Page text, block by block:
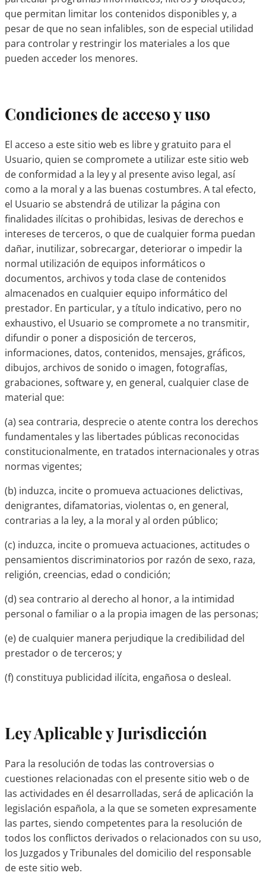
que permitan limitar los contenidos disponibles y, a
pesar de que no sean infalibles, son de especial utilidad
para controlar y restringir los materiales a los que
pueden acceder los menores.
Condiciones de acceso y uso
El acceso a este sitio web es libre y gratuito para el
Usuario, quien se compromete a utilizar este sitio web
de conformidad a la ley y al presente aviso legal, así
como a la moral y a las buenas costumbres. A tal efecto,
el Usuario se abstendrá de utilizar la página con
finalidades ilícitas o prohibidas, lesivas de derechos e
intereses de terceros, o que de cualquier forma puedan
dañar, inutilizar, sobrecargar, deteriorar o impedir la
normal utilización de equipos informáticos o
documentos, archivos y toda clase de contenidos
almacenados en cualquier equipo informático del
prestador. En particular, y a título indicativo, pero no
exhaustivo, el Usuario se compromete a no transmitir,
difundir o poner a disposición de terceros,
informaciones, datos, contenidos, mensajes, gráficos,
dibujos, archivos de sonido o imagen, fotografías,
grabaciones, software y, en general, cualquier clase de
material que:
(a) sea contraria, desprecie o atente contra los derechos
fundamentales y las libertades públicas reconocidas
constitucionalmente, en tratados internacionales y otras
normas vigentes;
(b) induzca, incite o promueva actuaciones delictivas,
denigrantes, difamatorias, violentas o, en general,
contrarias a la ley, a la moral y al orden público;
(c) induzca, incite o promueva actuaciones, actitudes o
pensamientos discriminatorios por razón de sexo, raza,
religión, creencias, edad o condición;
(d) sea contrario al derecho al honor, a la intimidad
personal o familiar o a la propia imagen de las personas;
(e) de cualquier manera perjudique la credibilidad del
prestador o de terceros; y
(f) constituya publicidad ilícita, engañosa o desleal.
Ley Aplicable y Jurisdicción
Para la resolución de todas las controversias o
cuestiones relacionadas con el presente sitio web o de
las actividades en él desarrolladas, será de aplicación la
legislación española, a la que se someten expresamente
las partes, siendo competentes para la resolución de
todos los conflictos derivados o relacionados con su uso,
los Juzgados y Tribunales del domicilio del responsable
de este sitio web.